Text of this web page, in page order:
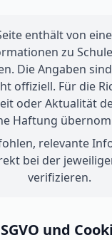
enthält von
zu
Die Angaben
offiziell. Für die
oder Aktualität
Haftung
relevante
bei der
verifizieren.
und